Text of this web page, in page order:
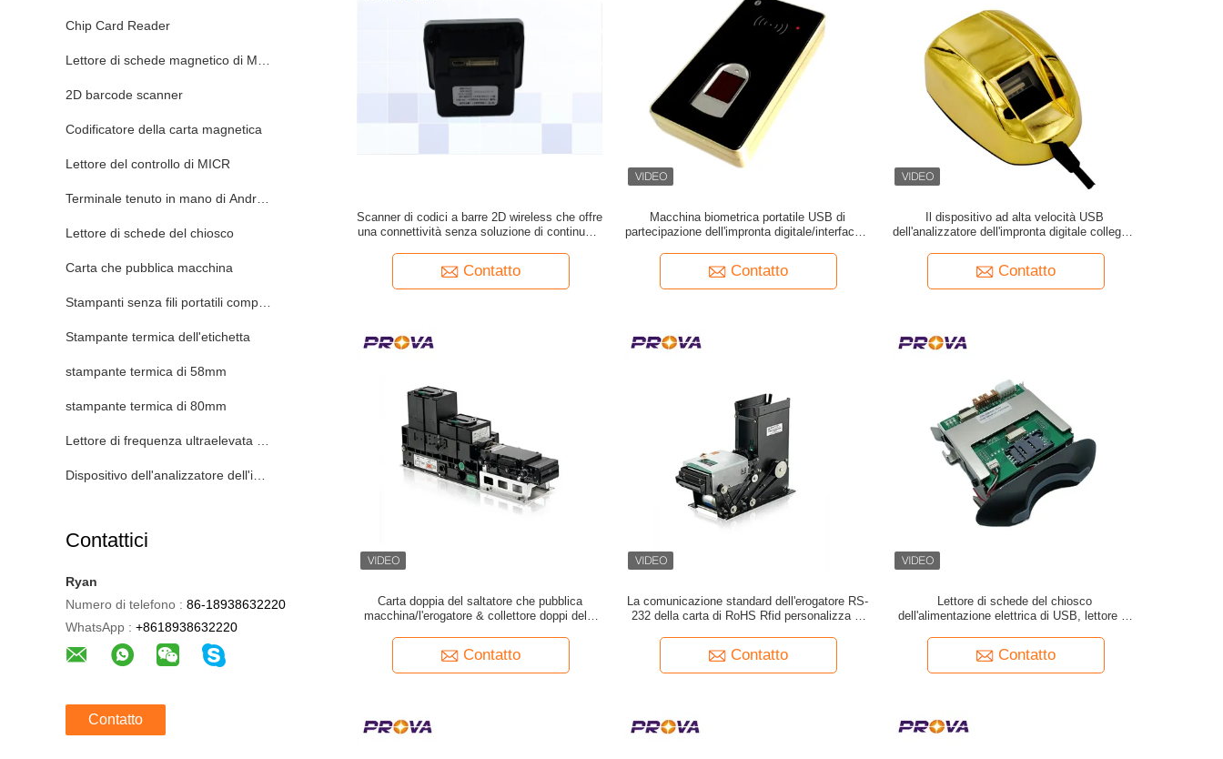
Chip Card Reader
Lettore di schede magnetico di MSR
2D barcode scanner
Codificatore della carta magnetica
Lettore del controllo di MICR
Terminale tenuto in mano di Android
Lettore di schede del chiosco
Carta che pubblica macchina
Stampanti senza fili portatili compatte
Stampante termica dell'etichetta
stampante termica di 58mm
stampante termica di 80mm
Lettore di frequenza ultraelevata RFID
Dispositivo dell'analizzatore dell'impronta digitale
Contattici
Ryan
Numero di telefono : 86-18938632220
WhatsApp : +8618938632220
Contatto
Scanner di codici a barre 2D wireless che offre
una connettività senza soluzione di continuità,
Contatto
Macchina biometrica portatile USB di
partecipazione dell'impronta digitale/interfaccia
Contatto
Il dispositivo ad alta velocità USB
dell'analizzatore dell'impronta digitale collega il
Contatto
Carta doppia del saltatore che pubblica
macchina/l'erogatore & collettore doppi della
Contatto
La comunicazione standard dell'erogatore RS-
232 della carta di RoHS Rfid personalizza la
Contatto
Lettore di schede del chiosco
dell'alimentazione elettrica di USB, lettore di
Contatto